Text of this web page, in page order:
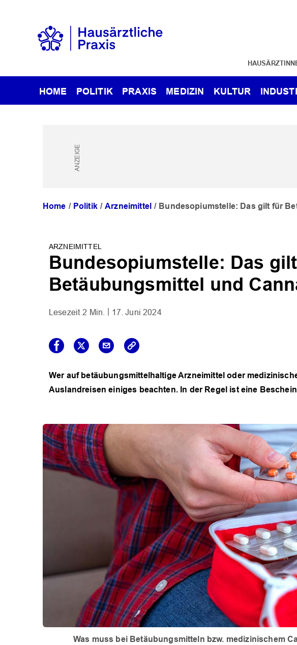
HOME POLITIK PRAXIS MEDIZIN KULTUR
Home Politik Arzneimittel Bundesopiumstelle: Das gilt für
ARZNEIMITTEL
Bundesopiumstelle: Das
Betäubungsmittel und
2 Min. 17. Juni 2024
Wer auf betäubungsmittelhaltige Arzneimittel oder
Auslandreisen einiges beachten. In der Regel ist eine
Was muss bei Betäubungsmitteln bzw. medizinischem